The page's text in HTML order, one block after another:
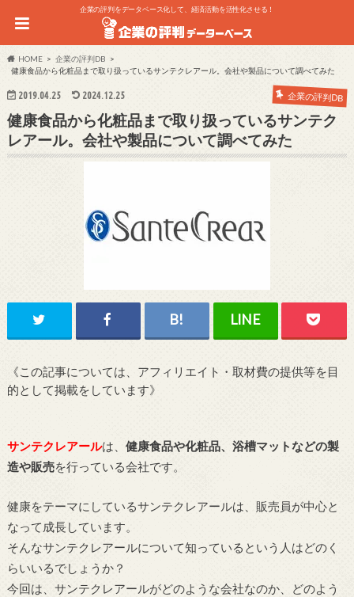
企業の評判をデータベース化して、経済活動を活性化させる！
HOME
企業の評判DB
健康食品から化粧品まで取り扱っているサンテクレアール。会社や製品について調べてみた
2019.04.25 2024.12.25 企業の評判DB
健康食品から化粧品まで取り扱っているサンテク
レアール。会社や製品について調べてみた
《この記事については、アフィリエイト・取材費の提供等を目
的として掲載をしています》
サンテクレアールは、 健康食品や化粧品、浴槽マットなどの製
造や販売を行っている会社です。
健康をテーマにしているサンテクレアールは、販売員が中心と
なって成長しています。
そんなサンテクレアールについて知っているという人はどのく
らいいるでしょうか？
今回は、サンテクレアールがどのような会社なのか、どのよう